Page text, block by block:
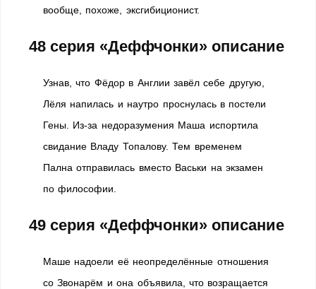
вообще, похоже, эксгибиционист.
48 серия «Деффчонки» описание
Узнав, что Фёдор в Англии завёл себе другую,
Лёля напилась и наутро проснулась в постели
Гены. Из-за недоразумения Маша испортила
свидание Владу Топалову. Тем временем
Пална отправилась вместо Васьки на экзамен
по философии.
49 серия «Деффчонки» описание
Маше надоели её неопределённые отношения
со Звонарём и она объявила, что возращается